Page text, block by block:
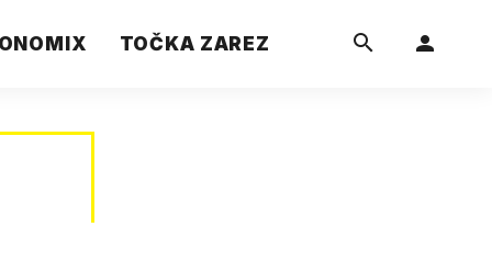
TOČKA ZAREZ